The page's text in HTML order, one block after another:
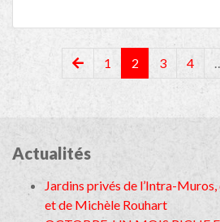
1 2 3 4
Actualités
Jardins privés de l’Intra-
et de Michèle Rouhart